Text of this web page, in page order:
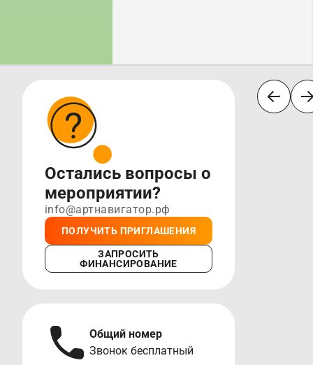
Остались вопросы о
мероприятии?
info@артнавигатор.рф
ПОЛУЧИТЬ ПРИГЛАШЕНИЯ
ЗАПРОСИТЬ
ФИНАНСИРОВАНИЕ
Общий номер
Звонок бесплатный